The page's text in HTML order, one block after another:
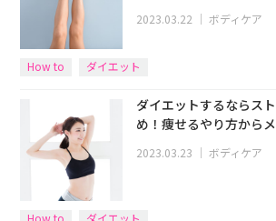
2023.03.22 ｜ボディケア
How to ダイエット
ダイエットするならス
め！痩せるやり方から
2023.03.23 ｜ボディケア